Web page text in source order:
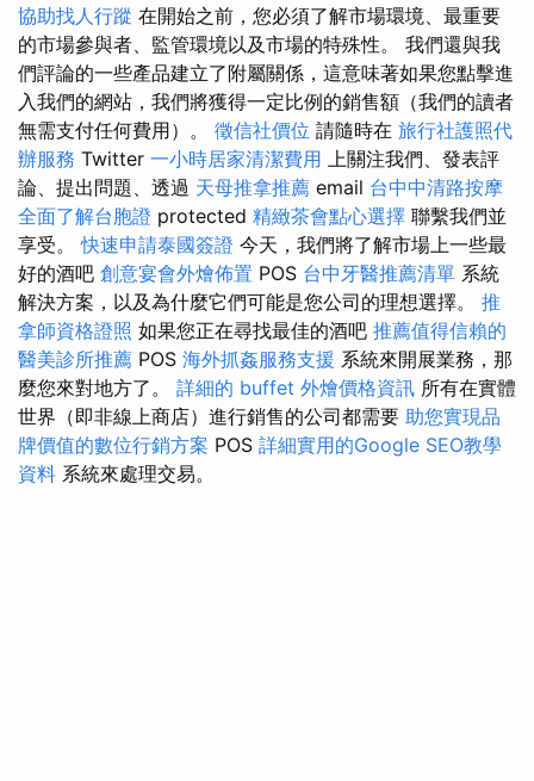
協助找人行蹤 在開始之前，您必須了解市場環境、最重要
的市場參與者、監管環境以及市場的特殊性。 我們還與我
們評論的一些產品建立了附屬關係，這意味著如果您點擊進
入我們的網站，我們將獲得一定比例的銷售額（我們的讀者
無需支付任何費用）。 徵信社價位 請隨時在 旅行社護照代
辦服務 Twitter 一小時居家清潔費用 上關注我們、發表評
論、提出問題、透過 天母推拿推薦 email 台中中清路按摩
全面了解台胞證 protected 精緻茶會點心選擇 聯繫我們並
享受。快速申請泰國簽證 今天，我們將了解市場上一些最
好的酒吧 創意宴會外燴佈置 POS 台中牙醫推薦清單 系統
解決方案，以及為什麼它們可能是您公司的理想選擇。 推
拿師資格證照 如果您正在尋找最佳的酒吧 推薦值得信賴的
醫美診所推薦 POS 海外抓姦服務支援 系統來開展業務，那
麼您來對地方了。 詳細的 buffet 外燴價格資訊 所有在實體
世界（即非線上商店）進行銷售的公司都需要 助您實現品
牌價值的數位行銷方案 POS 詳細實用的Google SEO教學
資料 系統來處理交易。